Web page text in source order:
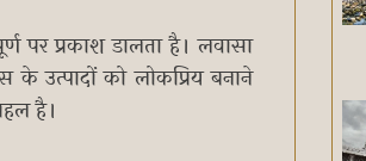
पर प्रकाश डालता है। लवासा
उत्पादों को लोकप्रिय बनाने
है।